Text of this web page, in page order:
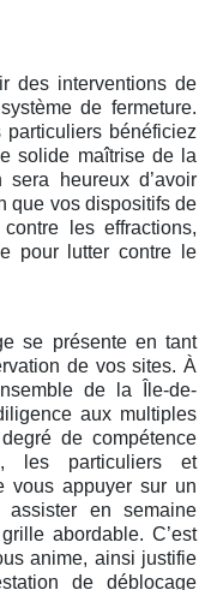
des interventions de
de fermeture.
bénéficiez
solide maîtrise de la
heureux d’avoir
que vos dispositifs de
les effractions,
pour lutter contre le
se présente en tant
de vos sites. À
de la Île-de-
aux multiples
de compétence
les particuliers et
vous appuyer sur un
en semaine
abordable. C’est
anime, ainsi justifie
de déblocage